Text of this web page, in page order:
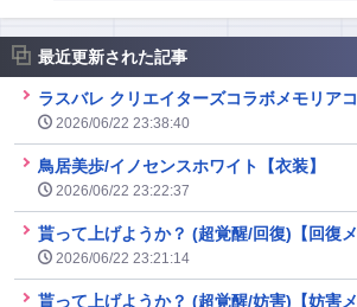
最近更新された記事
ラスバレ クリエイターズコラボメモリア
2026/06/22 23:38:40
鳥居美歩/イノセンスホワイト【衣装】
2026/06/22 23:22:37
貰って上げようか？ (超覚醒/回復)【回復メ
2026/06/22 23:21:14
貰って上げようか？ (超覚醒/妨害)【妨害メ